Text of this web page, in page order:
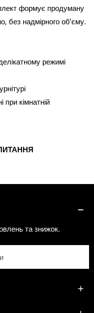
формує продуману
без надмірного об’єму.
режимі
кімнатній
та знижок.